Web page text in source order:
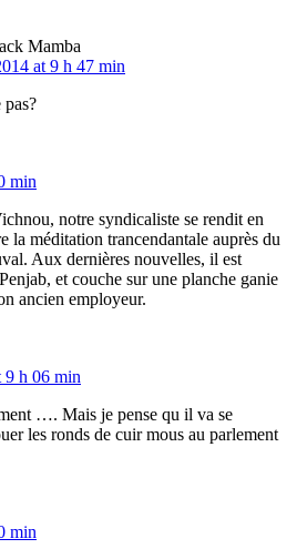
Mamba
at 9 h 47 min
pas?
min
notre syndicaliste se rendit en
la méditation trancendantale auprès du
Aux dernières nouvelles, il est
et couche sur une planche ganie
ancien employeur.
9 h 06 min
…. Mais je pense qu il va se
les ronds de cuir mous au parlement
min